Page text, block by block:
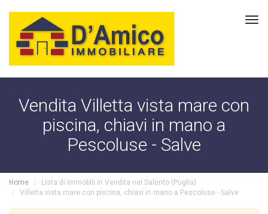
Vendita Villetta vista mare con
piscina, chiavi in mano a
Pescoluse - Salve
Home
Lista di Immobili in Vendita nel Salento (Puglia)
Villetta vista mare con piscina, chiavi in mano a Pescoluse - Salve